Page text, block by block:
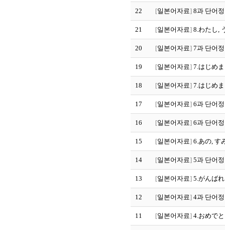
22 [일본어자료] 8과 단어
21 [일본어자료] 8.わたし,
20 [일본어자료] 7과 단어
19 [일본어자료] 7.はじめ
18 [일본어자료] 7.はじめ
17 [일본어자료] 6과 단어
16 [일본어자료] 6과 단어
15 [일본어자료] 6.あの, す
14 [일본어자료] 5과 단어
13 [일본어자료] 5.がんば
12 [일본어자료] 4과 단어
11 [일본어자료] 4.おめで